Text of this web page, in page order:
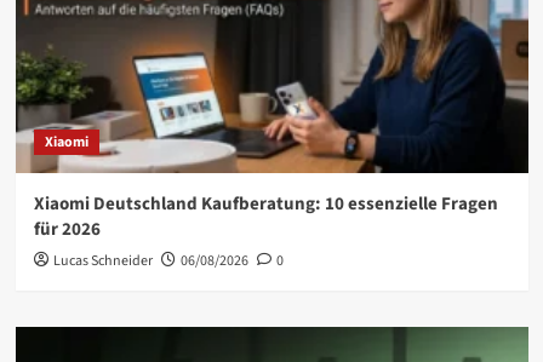
Xiaomi
Xiaomi Deutschland Kaufberatung: 10 essenzielle Fragen
für 2026
Lucas Schneider 06/08/2026 0